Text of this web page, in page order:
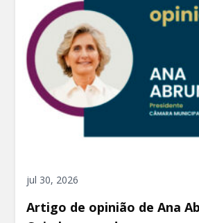
jul 30, 2026
Artigo de opinião de Ana